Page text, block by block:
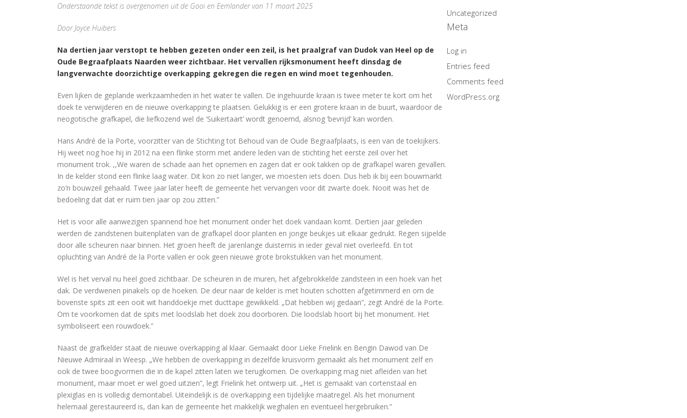
Onderstaande tekst is overgenomen uit de Gooi en Eemlander van 11 maart 2025
Door Joyce Huibers
Na dertien jaar verstopt te hebben gezeten onder een zeil, is het praalgraf van Dudok van Heel op de
Oude Begraafplaats Naarden weer zichtbaar. Het vervallen rijksmonument heeft dinsdag de
langverwachte doorzichtige overkapping gekregen die regen en wind moet tegenhouden.
Even lijken de geplande werkzaamheden in het water te vallen. De ingehuurde kraan is twee meter te kort om het
doek te verwijderen en de nieuwe overkapping te plaatsen. Gelukkig is er een grotere kraan in de buurt, waardoor de
neogotische grafkapel, die liefkozend wel de ’Suikertaart’ wordt genoemd, alsnog ’bevrijd’ kan worden.
Hans André de la Porte, voorzitter van de Stichting tot Behoud van de Oude Begraafplaats, is een van de toekijkers.
Hij weet nog hoe hij in 2012 na een flinke storm met andere leden van de stichting het eerste zeil over het
monument trok. ,,We waren de schade aan het opnemen en zagen dat er ook takken op de grafkapel waren gevallen.
In de kelder stond een flinke laag water. Dit kon zo niet langer, we moesten iets doen. Dus heb ik bij een bouwmarkt
zo’n bouwzeil gehaald. Twee jaar later heeft de gemeente het vervangen voor dit zwarte doek. Nooit was het de
bedoeling dat dat er ruim tien jaar op zou zitten.”
Het is voor alle aanwezigen spannend hoe het monument onder het doek vandaan komt. Dertien jaar geleden
werden de zandstenen buitenplaten van de grafkapel door planten en jonge beukjes uit elkaar gedrukt. Regen sijpelde
door alle scheuren naar binnen. Het groen heeft de jarenlange duisternis in ieder geval niet overleefd. En tot
opluchting van André de la Porte vallen er ook geen nieuwe grote brokstukken van het monument.
Wel is het verval nu heel goed zichtbaar. De scheuren in de muren, het afgebrokkelde zandsteen in een hoek van het
dak. De verdwenen pinakels op de hoeken. De deur naar de kelder is met houten schotten afgetimmerd en om de
bovenste spits zit een ooit wit handdoekje met ducttape gewikkeld. „Dat hebben wij gedaan”, zegt André de la Porte.
Om te voorkomen dat de spits met loodslab het doek zou doorboren. Die loodslab hoort bij het monument. Het
symboliseert een rouwdoek.”
Naast de grafkelder staat de nieuwe overkapping al klaar. Gemaakt door Lieke Frielink en Bengin Dawod van De
Nieuwe Admiraal in Weesp. „We hebben de overkapping in dezelfde kruisvorm gemaakt als het monument zelf en
ook de twee boogvormen die in de kapel zitten laten we terugkomen. De overkapping mag niet afleiden van het
monument, maar moet er wel goed uitzien”, legt Frielink het ontwerp uit. „Het is gemaakt van cortenstaal en
plexiglas en is volledig demontabel. Uiteindelijk is de overkapping een tijdelijke maatregel. Als het monument
helemaal gerestaureerd is, dan kan de gemeente het makkelijk weghalen en eventueel hergebruiken.”
Uncategorized
Meta
Log in
Entries feed
Comments feed
WordPress.org